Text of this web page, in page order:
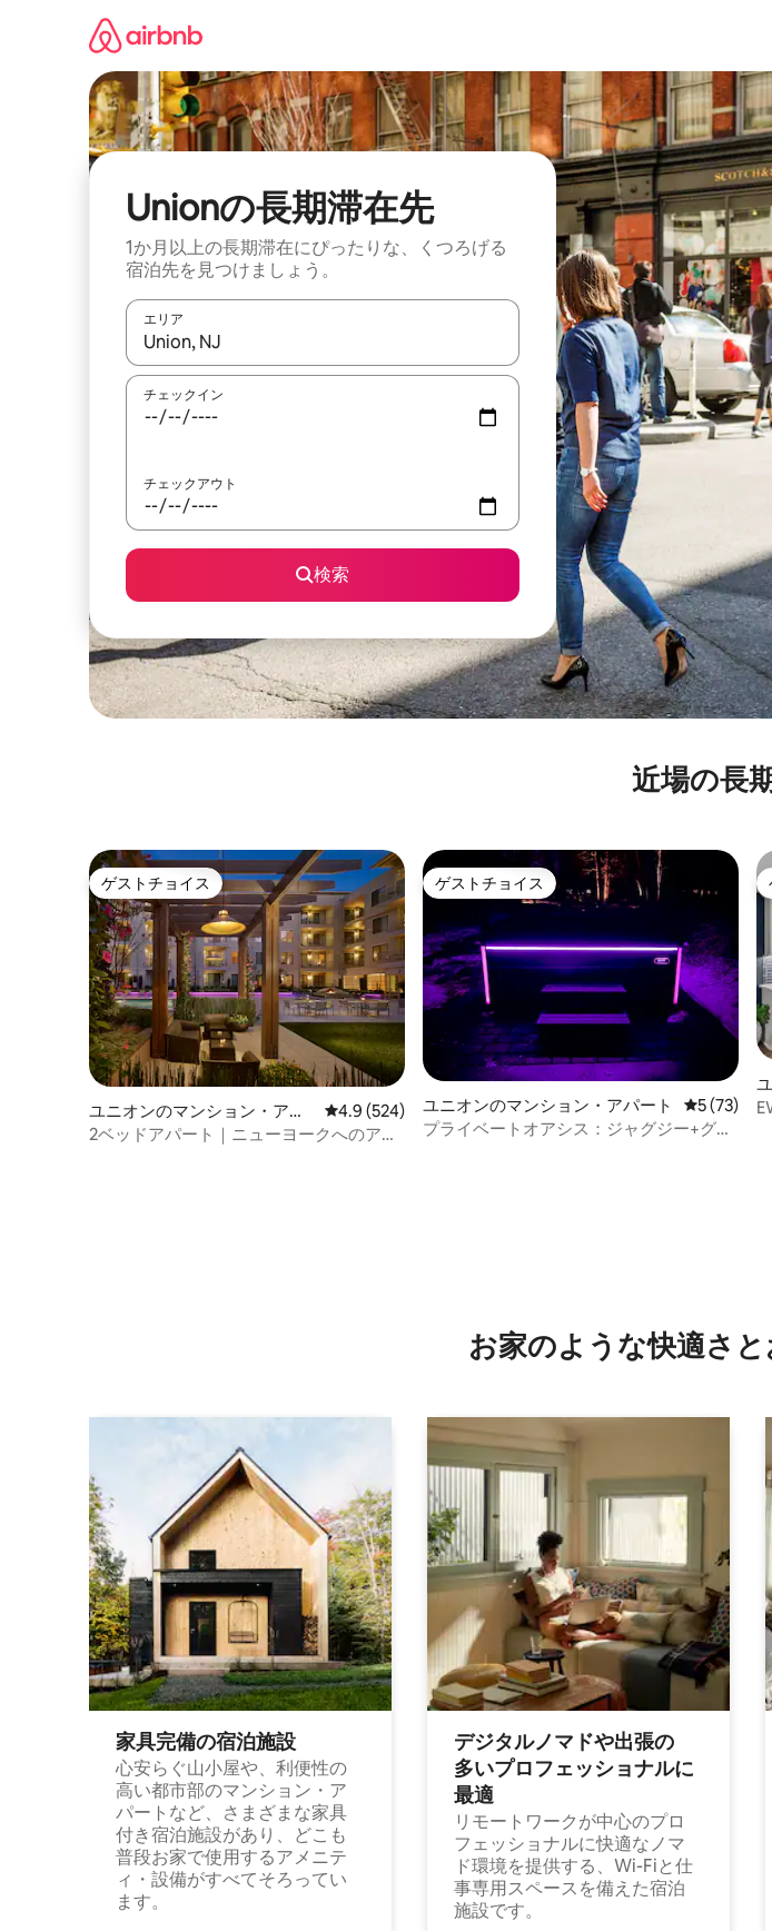
Unionの長期滞在先
1か月以上の長期滞在にぴったりな、くつろげる
宿泊先を見つけましょう。
エリア
検索結果が表示されたら、上下の矢印キーを使って移動するか、画面をタッチまたはスワ
チェックイン
チェックアウト
検索
近場の長
ゲストチョイス
ゲストチョイス
ユニオンのマンション・アパ
ート
レビュー524件、5つ星中4.9つ星の平均評価
4.9 (524)
2ベッドアパート｜ニューヨークへのアク
ゲストチョイス
ゲストチョイス
ユニオンのマンション・アパート レビュー
5 (73)
プライベートオアシス：ジャグジー+グリ
お家のような快⁠適⁠さ⁠
家具完備の宿⁠泊⁠施⁠設
心安らぐ山小屋や、利便性の
高い都市部のマンション・ア
パートなど、さまざまな家具
付き宿泊施設があり、どこも
普段お家で使用するアメニテ
ィ・設備がすべてそろってい
ます。
デジタルノマドや出⁠張⁠の
多⁠いプ⁠ロ⁠フ⁠ェ⁠ッ⁠シ⁠ョ⁠ナ⁠ル⁠に
最⁠適
リモートワークが中心のプロ
フェッショナルに快適なノマ
ド環境を提供する、Wi-Fiと仕
事専用スペースを備えた宿泊
施設です。